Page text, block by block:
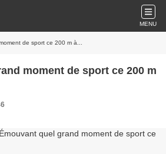
MENU
de sport ce 200 m à...
moment de sport ce 200 m